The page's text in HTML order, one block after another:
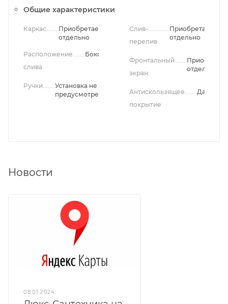
Общие характеристики
Каркас
Приобретается
отдельно
Расположение
слива
Боковое
Ручки
Установка не
предусмотрена
Слив-
перелив
Приобретается
отдельно
Фронтальный
экран
отдельно
Антискользящее
покрытие
Да
Новости
08.01.2024